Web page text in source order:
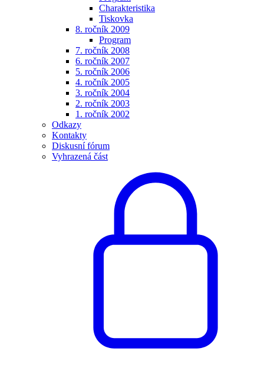
Charakteristika
Tiskovka
8. ročník 2009
Program
7. ročník 2008
6. ročník 2007
5. ročník 2006
4. ročník 2005
3. ročník 2004
2. ročník 2003
1. ročník 2002
Odkazy
Kontakty
Diskusní fórum
Vyhrazená část